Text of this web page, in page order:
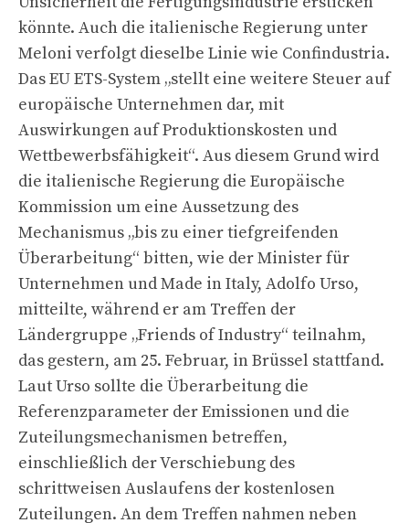
könnte. Auch die italienische Regierung unter
Meloni verfolgt dieselbe Linie wie Confindustria.
Das EU ETS-System „stellt eine weitere Steuer auf
europäische Unternehmen dar, mit
Auswirkungen auf Produktionskosten und
Wettbewerbsfähigkeit“. Aus diesem Grund wird
die italienische Regierung die Europäische
Kommission um eine Aussetzung des
Mechanismus „bis zu einer tiefgreifenden
Überarbeitung“ bitten, wie der Minister für
Unternehmen und Made in Italy, Adolfo Urso,
mitteilte, während er am Treffen der
Ländergruppe „Friends of Industry“ teilnahm,
das gestern, am 25. Februar, in Brüssel stattfand.
Laut Urso sollte die Überarbeitung die
Referenzparameter der Emissionen und die
Zuteilungsmechanismen betreffen,
einschließlich der Verschiebung des
schrittweisen Auslaufens der kostenlosen
Zuteilungen. An dem Treffen nahmen neben